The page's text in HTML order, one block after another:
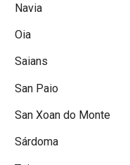
Navia
Oia
Saians
San Paio
San Xoan do Monte
Sárdoma